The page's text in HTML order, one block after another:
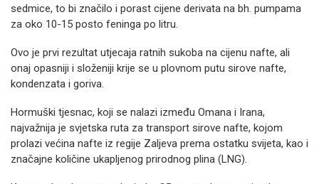
sedmice, to bi značilo i porast cijene derivata na bh. pumpama
za oko 10-15 posto feninga po litru.
Ovo je prvi rezultat utjecaja ratnih sukoba na cijenu nafte, ali
onaj opasniji i složeniji krije se u plovnom putu sirove nafte,
kondenzata i goriva.
Hormuški tjesnac, koji se nalazi između Omana i Irana,
najvažnija je svjetska ruta za transport sirove nafte, kojom
prolazi većina nafte iz regije Zaljeva prema ostatku svijeta, kao i
značajne količine ukapljenog prirodnog plina (LNG).